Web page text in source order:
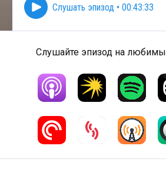
Слушать эпизод • 00:43:33
Слушайте эпизод на